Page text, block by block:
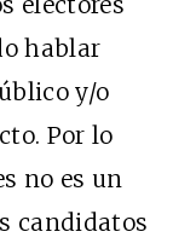
hablar
y/o
Por lo
no es un
candidatos